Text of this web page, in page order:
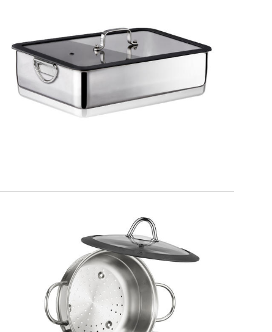
MAXIMA
Teglia fonda con coperchio
MILANO
Set vapore